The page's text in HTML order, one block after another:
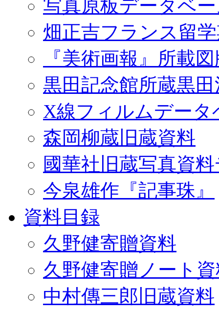
写真原板データベ
畑正吉フランス留
『美術画報』所載
黒田記念館所蔵黒
X線フィルムデータ
森岡柳蔵旧蔵資料
國華社旧蔵写真資
今泉雄作『記事珠』
資料目録
久野健寄贈資料
久野健寄贈ノート
中村傳三郎旧蔵資料